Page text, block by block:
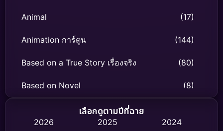
Animal (17)
Animation การ์ตูน (144)
Based on a True Story เรื่องจริง (80)
Based on Novel (8)
Biography ชีวิตจริงเลือกดูตามปีที่ฉาย
2026 2025
2024